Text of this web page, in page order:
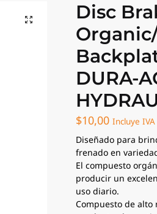
Disc
DURA-
$10,00Incluye IVA
Diseñado para
frenado en
El compuesto
producir un
uso diario.
Compuesto de